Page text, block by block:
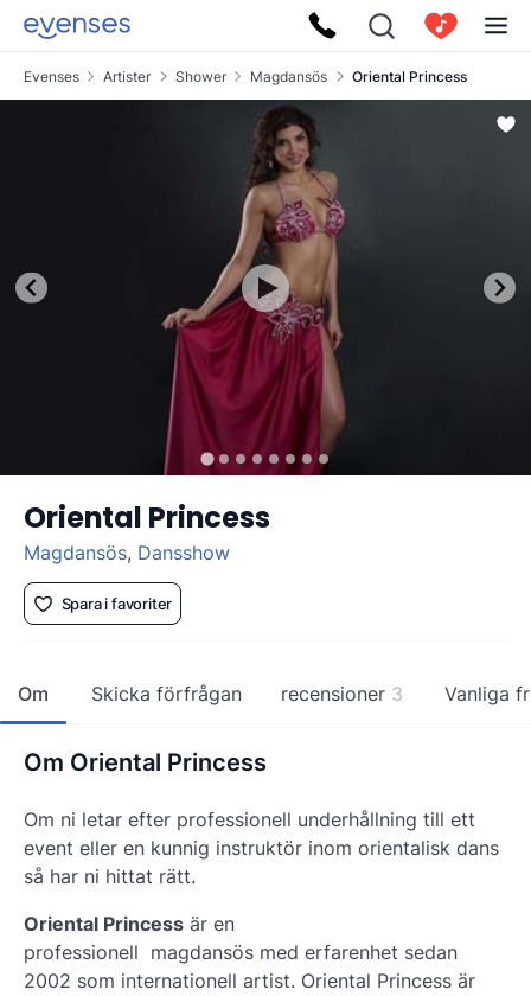
Evenses Artister Shower Magdansös Oriental Princess
Oriental Princess
Magdansös, Dansshow
Spara i favoriter
Om Skicka förfrågan recensioner 3 Vanliga
Om Oriental Princess
Om ni letar efter professionell underhållning till ett
event eller en kunnig instruktör inom orientalisk dans
så har ni hittat rätt.
Oriental Princess är en
professionell magdansös med erfarenhet sedan
2002 som internationell artist. Oriental Princess är